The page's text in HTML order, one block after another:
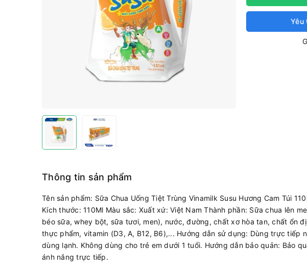
Yêu
Thông tin sản phẩm
Tên sản phẩm: Sữa Chua Uống Tiệt Trùng Vinamilk Susu Hương Cam Túi
Kích thước: 110Ml Màu sắc: Xuất xứ: Việt Nam Thành phần: Sữa chua lên
béo sữa, whey bột, sữa tươi, men), nước, đường, chất xơ hòa tan, chất ổn
thực phẩm, vitamin (D3, A, B12, B6),... Hướng dẫn sử dụng: Dùng trực tiếp
dùng lạnh. Không dùng cho trẻ em dưới 1 tuổi. Hướng dẫn bảo quản: Bảo
ánh nắng trực tiếp.